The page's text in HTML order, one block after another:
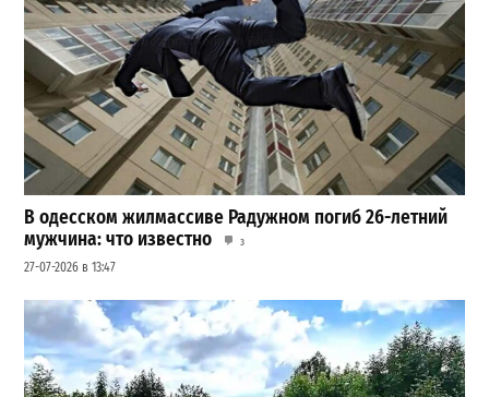
В одесском жилмассиве Радужном погиб 26-летний
мужчина: что известно
3
27-07-2026 в 13:47